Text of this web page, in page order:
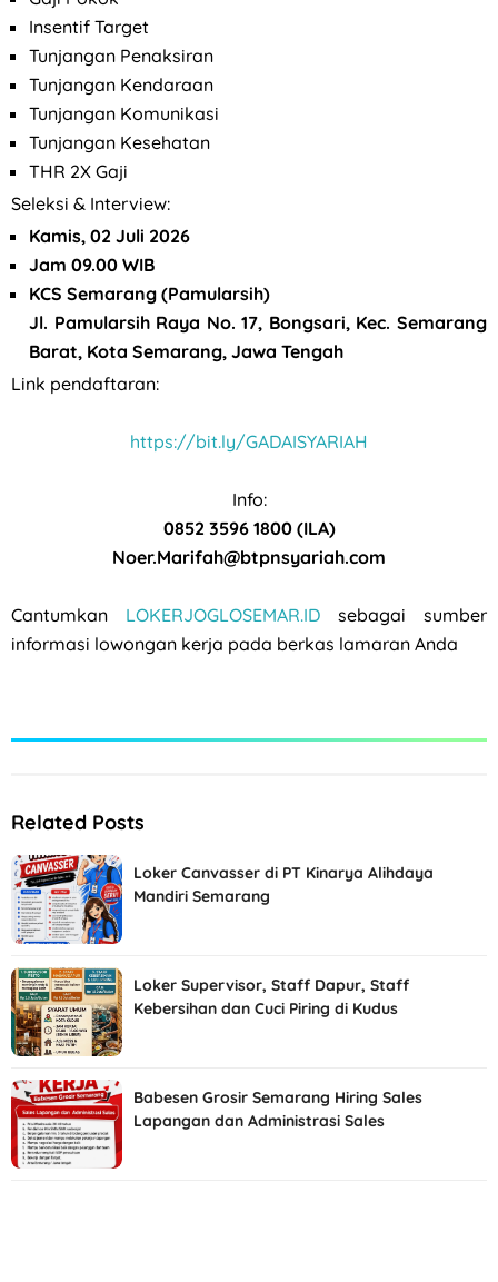
Insentif Target
Tunjangan Penaksiran
Tunjangan Kendaraan
Tunjangan Komunikasi
Tunjangan Kesehatan
THR 2X Gaji
Seleksi & Interview:
Kamis, 02 Juli 2026
Jam 09.00 WIB
KCS Semarang (Pamularsih)
Jl. Pamularsih Raya No. 17, Bongsari, Kec. Semarang
Barat, Kota Semarang, Jawa Tengah
Link pendaftaran:
https://bit.ly/GADAISYARIAH
Info:
0852 3596 1800 (ILA)
Noer.Marifah@btpnsyariah.com
Cantumkan LOKERJOGLOSEMAR.ID sebagai sumber
informasi lowongan kerja pada berkas lamaran Anda
Related Posts
Loker Canvasser di PT Kinarya Alihdaya
Mandiri Semarang
Loker Supervisor, Staff Dapur, Staff
Kebersihan dan Cuci Piring di Kudus
Babesen Grosir Semarang Hiring Sales
Lapangan dan Administrasi Sales